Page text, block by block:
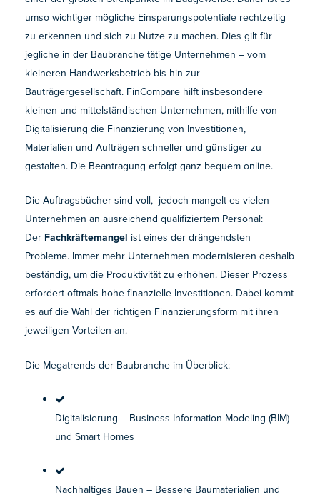
umso wichtiger mögliche Einsparungspotentiale rechtzeitig
zu erkennen und sich zu Nutze zu machen. Dies gilt für
jegliche in der Baubranche tätige Unternehmen – vom
kleineren Handwerksbetrieb bis hin zur
Bauträgergesellschaft. FinCompare hilft insbesondere
kleinen und mittelständischen Unternehmen, mithilfe von
Digitalisierung die Finanzierung von Investitionen,
Materialien und Aufträgen schneller und günstiger zu
gestalten. Die Beantragung erfolgt ganz bequem online.
Die Auftragsbücher sind voll, jedoch mangelt es vielen
Unternehmen an ausreichend qualifiziertem Personal:
Der Fachkräftemangel ist eines der drängendsten
Probleme. Immer mehr Unternehmen modernisieren deshalb
beständig, um die Produktivität zu erhöhen. Dieser Prozess
erfordert oftmals hohe finanzielle Investitionen. Dabei kommt
es auf die Wahl der richtigen Finanzierungsform mit ihren
jeweiligen Vorteilen an.
Die Megatrends der Baubranche im Überblick:
Digitalisierung – Business Information Modeling (BIM)
und Smart Homes
Nachhaltiges Bauen – Bessere Baumaterialien und